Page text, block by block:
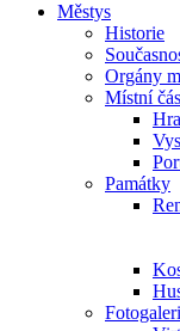
Městys
Historie
Orgány
Místní
Památky